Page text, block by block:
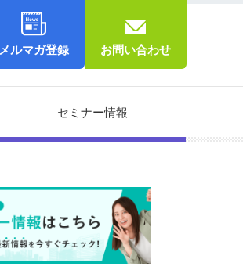
メルマガ登録 お問い合わせ
セミナー情報